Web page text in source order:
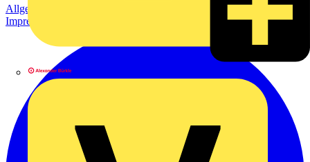
Allgemeine Geschäftsbedingungen
Datenschutzerklärung
Impressum